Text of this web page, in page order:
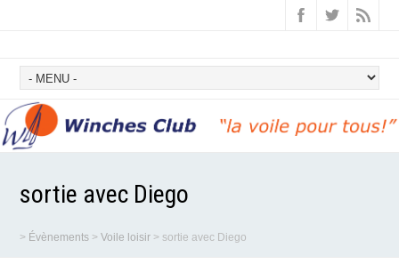
sortie avec Diego
> Évènements >Voile loisir > sortie avec Diego